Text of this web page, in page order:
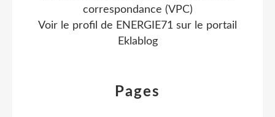
Pages
correspondance (VPC)
Voir le profil de ENERGIE71 sur le portail
Eklablog